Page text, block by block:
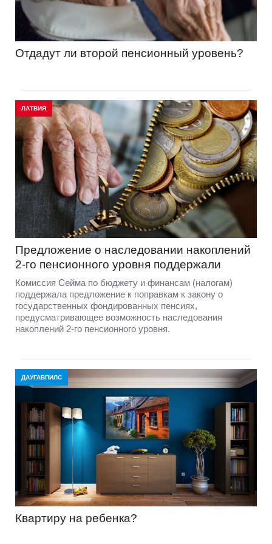
Отдадут ли второй пенсионный уровень?
ЛАТВИЯ
Предложение о наследовании накоплений
2-го пенсионного уровня поддержали
Комиссия Сейма по бюджету и финансам (налогам)
поддержала предложение к поправкам к закону о
государственных фондированных пенсиях,
предусматривающее возможность наследования
накоплений 2-го пенсионного уровня.
ДАУГАВПИЛС
Квартиру на ребенка?